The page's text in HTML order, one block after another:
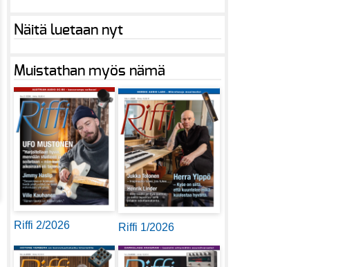
Näitä luetaan nyt
Muistathan myös nämä
Riffi 2/2026 Riffi 1/2026